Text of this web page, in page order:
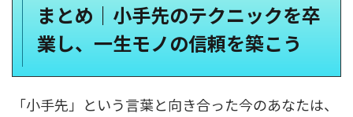
まとめ｜小手先のテクニックを卒
業し、一生モノの信頼を築こう
「小手先」という言葉と向き合った今のあなたは、